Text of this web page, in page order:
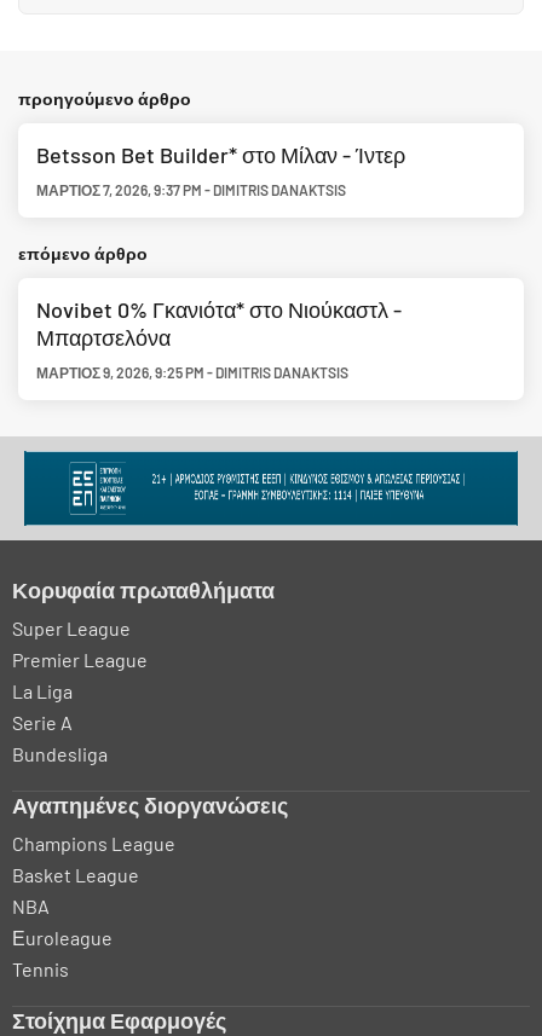
προηγούμενο άρθρο
Betsson Bet Builder* στο Μίλαν - Ίντερ
ΜΆΡΤΙΟΣ 7, 2026,9:37 PM - DIMITRIS DANAKTSIS
επόμενο άρθρο
Novibet 0% Γκανιότα* στο Νιούκαστλ -
Μπαρτσελόνα
ΜΆΡΤΙΟΣ 9, 2026,9:25 PM - DIMITRIS DANAKTSIS
Κορυφαία πρωταθλήματα
Super League
Premier League
La Liga
Serie A
Bundesliga
Αγαπημένες διοργανώσεις
Champions League
Basket League
NBA
Εuroleague
Tennis
Στοίχημα Εφαρμογές